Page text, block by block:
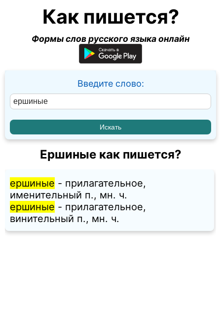
Как пишется?
Формы слов русского языка онлайн
Введите слово:
Ершиные как пишется?
ершиные - прилагательное,
именительный п., мн. ч.
ершиные - прилагательное,
винительный п., мн. ч.